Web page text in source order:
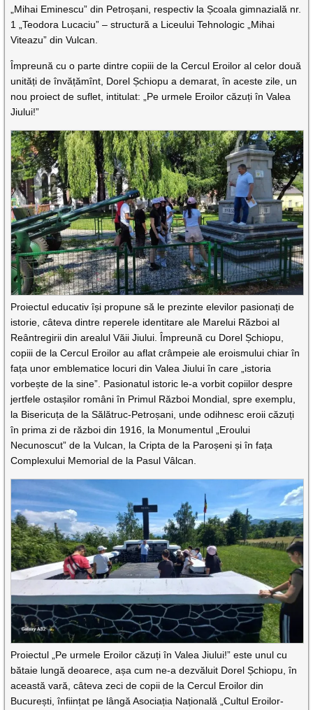
„Mihai Eminescu” din Petroșani, respectiv la Școala gimnazială nr.
1 „Teodora Lucaciu” – structură a Liceului Tehnologic „Mihai
Viteazu” din Vulcan.
Împreună cu o parte dintre copiii de la Cercul Eroilor al celor două
unități de învățămînt, Dorel Șchiopu a demarat, în aceste zile, un
nou proiect de suflet, intitulat: „Pe urmele Eroilor căzuți în Valea
Jiului!”
Proiectul educativ își propune să le prezinte elevilor pasionați de
istorie, câteva dintre reperele identitare ale Marelui Război al
Reântregirii din arealul Văii Jiului. Împreună cu Dorel Șchiopu,
copiii de la Cercul Eroilor au aflat crâmpeie ale eroismului chiar în
fața unor emblematice locuri din Valea Jiului în care „istoria
vorbește de la sine”. Pasionatul istoric le-a vorbit copiilor despre
jertfele ostașilor români în Primul Război Mondial, spre exemplu,
la Bisericuța de la Sălătruc-Petroșani, unde odihnesc eroii căzuți
în prima zi de război din 1916, la Monumentul „Eroului
Necunoscut” de la Vulcan, la Cripta de la Paroșeni și în fața
Complexului Memorial de la Pasul Vâlcan.
Proiectul „Pe urmele Eroilor căzuți în Valea Jiului!” este unul cu
bătaie lungă deoarece, așa cum ne-a dezvăluit Dorel Șchiopu, în
această vară, câteva zeci de copii de la Cercul Eroilor din
București, înființat pe lângă Asociația Națională „Cultul Eroilor-